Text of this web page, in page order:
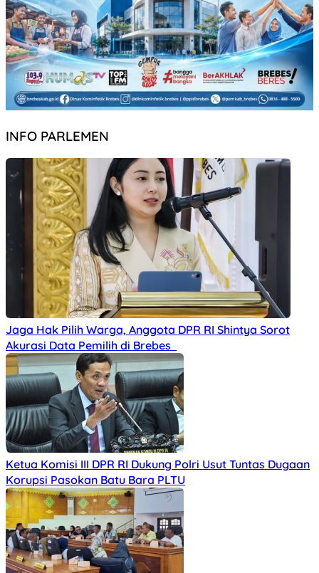
INFO PARLEMEN
Jaga Hak Pilih Warga, Anggota DPR RI Shintya Sorot
Akurasi Data Pemilih di Brebes
Ketua Komisi III DPR RI Dukung Polri Usut Tuntas Dugaan
Korupsi Pasokan Batu Bara PLTU